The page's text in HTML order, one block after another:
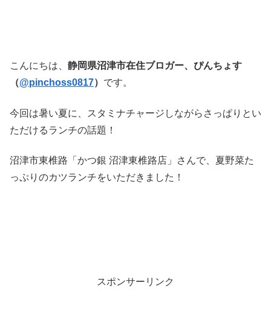
こんにちは、 静岡県沼津市在住ブロガー、ぴんちょす
（@pinchoss0817） です。
今回は暑い夏に、スタミナチャージしながらさっぱりとい
ただけるランチの話題！
沼津市東椎路「かつ銀 沼津東椎路店」さんで、夏野菜た
っぷりのカツランチをいただきました！
スポンサーリンク